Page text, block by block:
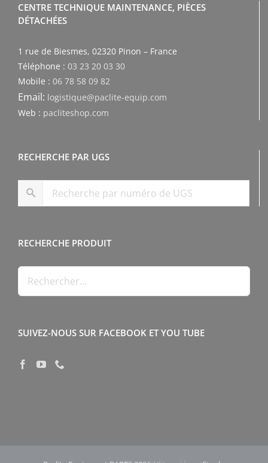
CENTRE TECHNIQUE MAINTENANCE, PIÈCES
DÉTACHÉES
1 rue de Biesmes, 02320 Pinon – France
Téléphone : 03 23 20 03 30
Mobile : 06 78 58 09 82
Email: logistique@paclite-equip.com
Web : pacliteshop.com
RECHERCHE PAR UGS
RECHERCHE PRODUIT
SUIVEZ-NOUS SUR FACEBOOK ET YOU TUBE